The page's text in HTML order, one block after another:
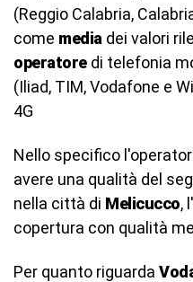
(Reggio Calabria,
come media dei valori
operatoredi telefonia
(Iliad, TIM, Vodafone e
4G
Nello specifico
avere una qualità del
nella città di Melicucco,
copertura con qualità
Per quanto riguarda